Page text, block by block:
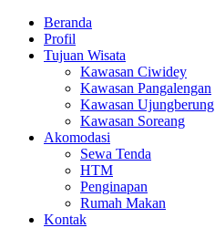
Beranda
Profil
Tujuan Wisata
Kawasan Ciwidey
Kawasan Pangalengan
Kawasan Ujungberung
Kawasan Soreang
Akomodasi
Sewa Tenda
HTM
Penginapan
Rumah Makan
Kontak